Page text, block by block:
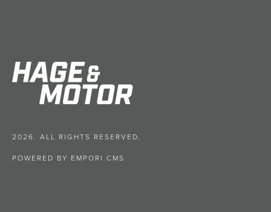
2026. ALL RIGHTS RESERVED.
POWERED BY EMPORI CMS